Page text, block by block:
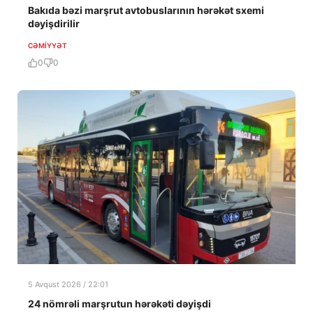
Bakıda bəzi marşrut avtobuslarının hərəkət sxemi
dəyişdirilir
CƏMIYYƏT
0 0
5 Avqust 2026 / 22:01
24 nömrəli marşrutun hərəkəti dəyişdi